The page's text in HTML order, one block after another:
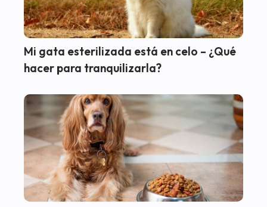
Mi gata esterilizada está en celo – ¿Qué
hacer para tranquilizarla?